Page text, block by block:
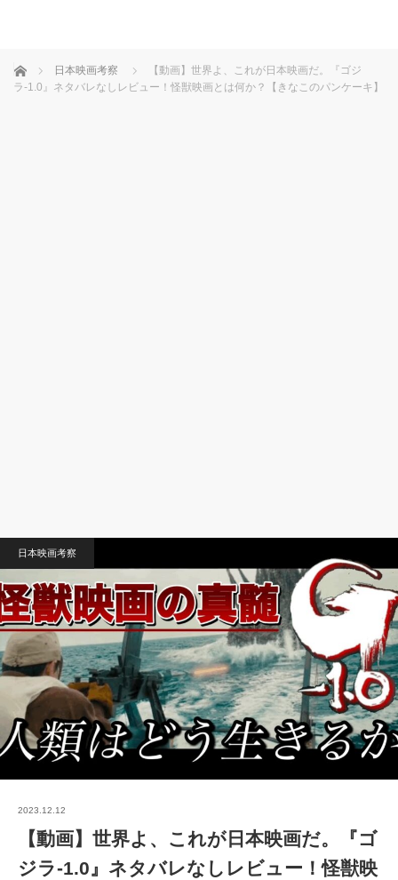
ホーム 日本映画考察
【動画】世界よ、これが日本映画だ。『ゴジ
ラ-1.0』ネタバレなしレビュー！怪獣映画とは何か？【きなこのパンケーキ】
日本映画考察
2023.12.12
【動画】世界よ、これが日本映画だ。『ゴ
ジラ-1.0』ネタバレなしレビュー！怪獣映